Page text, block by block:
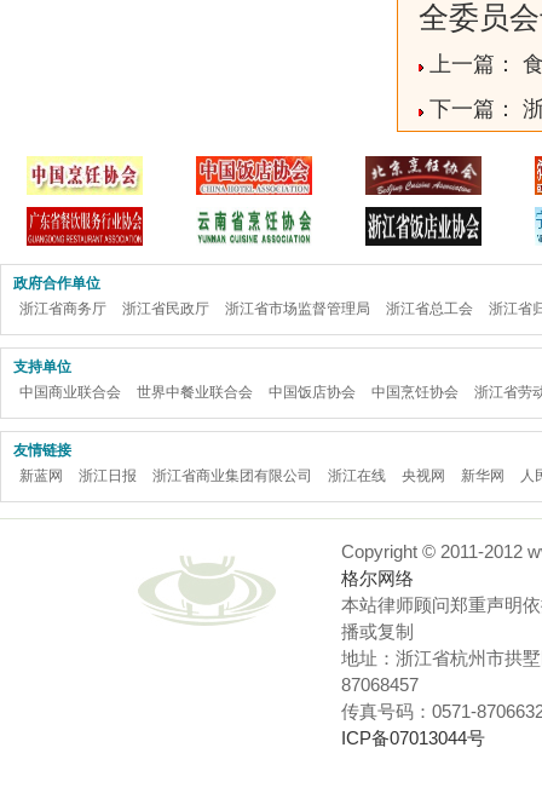
全委员
上一篇：
下一篇：
政府合作单位
浙江省商务厅
浙江省民政厅 浙江省市场监督管理局 浙江省总工会 浙江省
支持单位
中国商业联合会
世界中餐业联合会 中国饭店协会 中国烹饪协会 浙江省劳
友情链接
新蓝网
浙江日报 浙江省商业集团有限公司 浙江在线 央视网 新华网 人
Copyright © 2011-2012
格尔网络
本站律师顾问郑重声明
播或复制
地址：浙江省杭州市拱
87068457
传真号码：0571-
ICP备07013044号